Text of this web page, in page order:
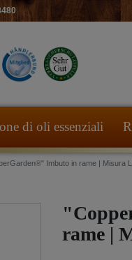
di oli essenziali
Imbuto in rame | Misura
rame |